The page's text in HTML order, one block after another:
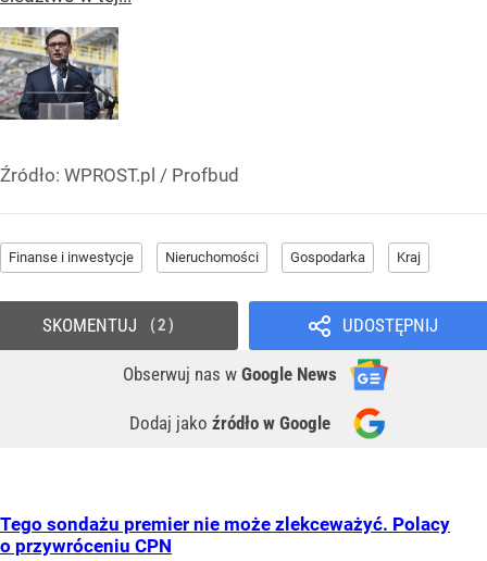
Źródło: WPROST.pl / Profbud
Finanse i inwestycje Nieruchomości Gospodarka Kraj
UDOSTĘPNIJ
Obserwuj nas w Google News
Dodaj jako źródło w Google
SKOMENTUJ 2
Tego sondażu premier nie może zlekceważyć. Polacy
o przywróceniu CPN